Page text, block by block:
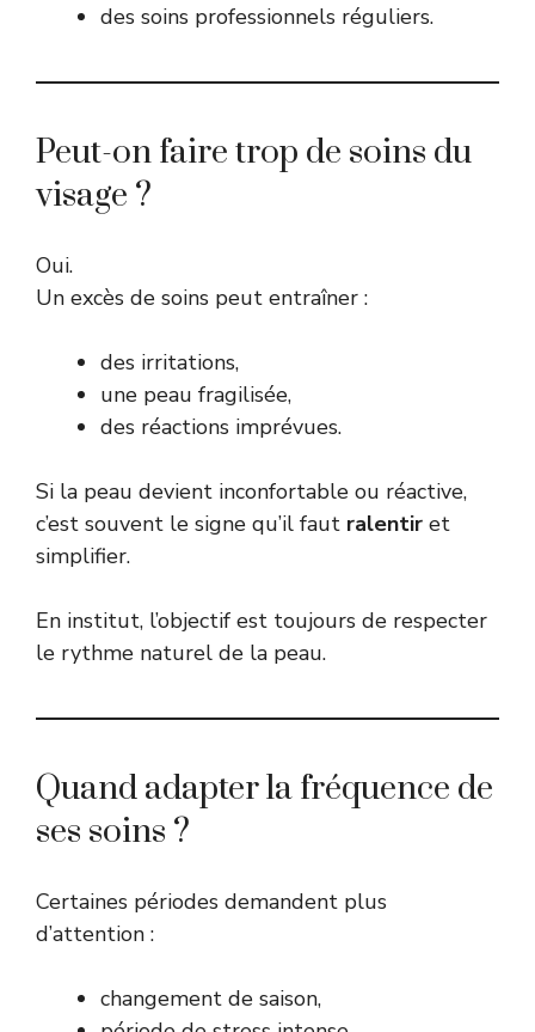
des soins professionnels réguliers.
Peut-on faire trop de soins du
visage ?
Oui.
Un excès de soins peut entraîner :
des irritations,
une peau fragilisée,
des réactions imprévues.
Si la peau devient inconfortable ou réactive,
c’est souvent le signe qu’il faut ralentir et
simplifier.
En institut, l’objectif est toujours de respecter
le rythme naturel de la peau.
Quand adapter la fréquence de
ses soins ?
Certaines périodes demandent plus
d’attention :
changement de saison,